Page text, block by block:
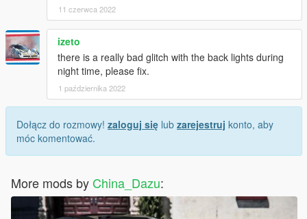
11 czerwca 2022
izeto
there is a really bad glitch with the back lights during
night time, please fix.
1 października 2022
Dołącz do rozmowy! zaloguj się lub zarejestruj konto, aby
móc komentować.
More mods by China_Dazu: